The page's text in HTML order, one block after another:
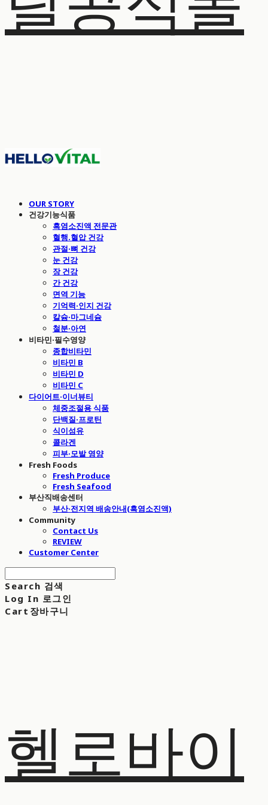
OUR STORY
건강기능식품
흑염소진액 전문관
혈행.혈압 건강
관절·뼈 건강
눈 건강
장 건강
간 건강
면역 기능
기억력·인지 건강
칼슘·마그네슘
철분·아연
비타민·필수영양
종합비타민
비타민 B
비타민 D
비타민 C
다이어트·이너뷰티
체중조절용 식품
단백질·프로틴
식이섬유
콜라겐
피부·모발 영양
Fresh Foods
Fresh Produce
Fresh Seafood
부산직배송센터
부산·전지역 배송안내(흑염소진액)
Community
Contact Us
REVIEW
Customer Center
Search 검색
Log In 로그인
Cart 장바구니
헬로바이